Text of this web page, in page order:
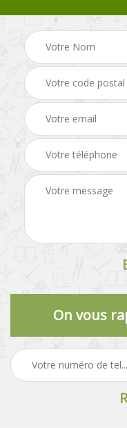
On vous